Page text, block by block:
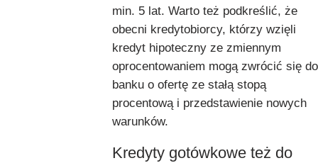
min. 5 lat. Warto też podkreślić, że
obecni kredytobiorcy, którzy wzięli
kredyt hipoteczny ze zmiennym
oprocentowaniem mogą zwrócić się do
banku o ofertę ze stałą stopą
procentową i przedstawienie nowych
warunków.
Kredyty gotówkowe też do